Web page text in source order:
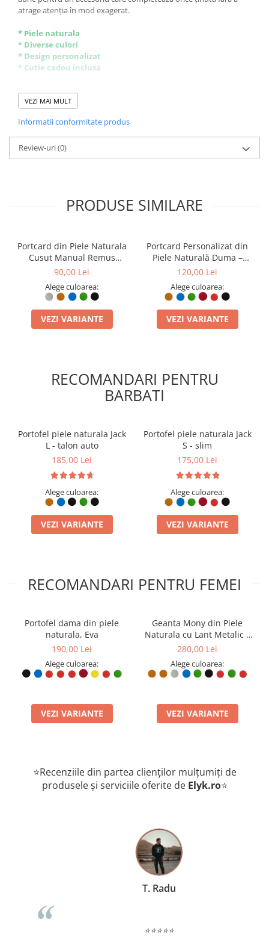
atrage atenția în mod exagerat.
* Piele naturala
* Diverse culori
* Design personalizat
* Cutie cadou inclusa
Simplu de comandat:
- alegi culoare bratara
- alegi culoare inchizatoare
- alegi ce sa fie scris pe ea
VEZI MAI MULT
Informatii conformitate produs
Review-uri(0)
PRODUSE SIMILARE
Portcard din Piele Naturala
Cusut Manual Remus
Personalizabil – Suport
90,00 Lei
Alege culoarea:
VEZI VARIANTE
Portcard Personalizat din
Piele Naturală Duma –
Portofel Minimalist Gravat,
120,00 Lei
Alege culoarea:
VEZI VARIANTE
RECOMANDARI PENTRU
BARBATI
Portofel piele naturala Jack
L - talon auto
185,00 Lei
Alege culoarea:
VEZI VARIANTE
Portofel piele naturala Jack
S - slim
175,00 Lei
Alege culoarea:
VEZI VARIANTE
RECOMANDARI PENTRU FEMEI
Portofel dama din piele
naturala, Eva
190,00 Lei
Alege culoarea:
VEZI VARIANTE
Geanta Mony din Piele
Naturala cu Lant Metalic –
Design Elegant
280,00 Lei
Alege culoarea:
VEZI VARIANTE
⭐Recenziile din partea clienților mulțumiți de
produsele și serviciile oferite de Elyk.ro⭐
T. Radu
⭐⭐⭐⭐⭐